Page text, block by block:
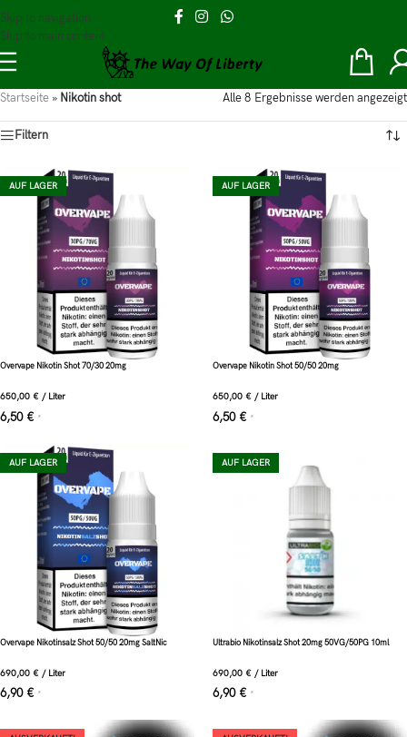
Skip to navigation
Skip to main content
Startseite » Nikotin shot Alle 8 Ergebnisse werden angezeigt
Filtern
AUF LAGER
Overvape Nikotin Shot 70/30 20mg
650,00 € / Liter
6,50 € *
AUF LAGER
Overvape Nikotin Shot 50/50 20mg
650,00 € / Liter
6,50 € *
AUF LAGER
Overvape Nikotinsalz Shot 50/50 20mg SaltNic
690,00 € / Liter
6,90 € *
AUF LAGER
Ultrabio Nikotinsalz Shot 20mg 50VG/50PG 10ml
690,00 € / Liter
6,90 € *